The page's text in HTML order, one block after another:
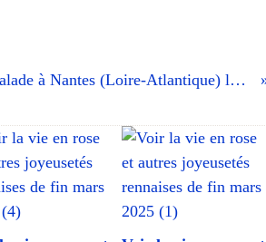
En balade à Nantes (Loire-Atlantique) le 6 octobre 2019 (1)